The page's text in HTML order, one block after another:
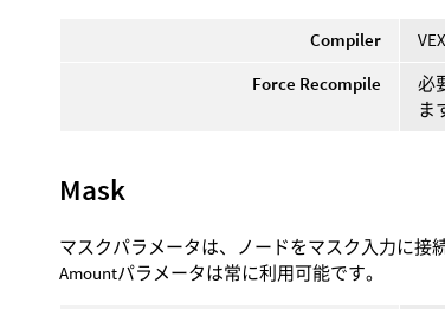
Compiler
Force Recompile
必
ま
Mask
マスクパラメータは、ノードをマスク入力に接
Amountパラメータは常に利用可能です。